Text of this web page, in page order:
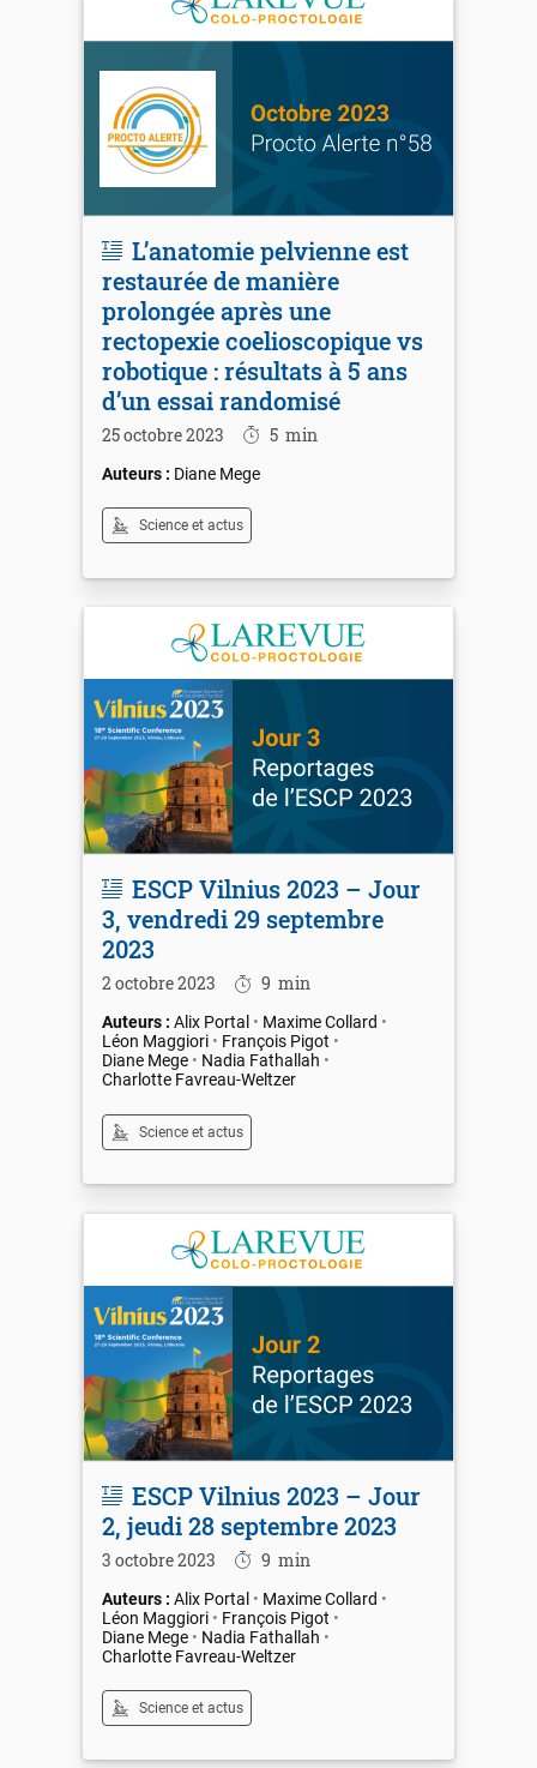
L’anatomie pelvienne est
restaurée de manière
prolongée après une
rectopexie coelioscopique vs
robotique : résultats à 5 ans
d’un essai randomisé
25 octobre 2023 5 min
Diane Mege
Science et actus
ESCP Vilnius 2023 – Jour
3, vendredi 29 septembre
2023
2 octobre 2023 9 min
Alix Portal
Maxime Collard
Léon Maggiori
François Pigot
Diane Mege
Nadia Fathallah
Charlotte Favreau-Weltzer
Science et actus
ESCP Vilnius 2023 – Jour
2, jeudi 28 septembre 2023
3 octobre 2023 9 min
Alix Portal
Maxime Collard
Léon Maggiori
François Pigot
Diane Mege
Nadia Fathallah
Charlotte Favreau-Weltzer
Science et actus